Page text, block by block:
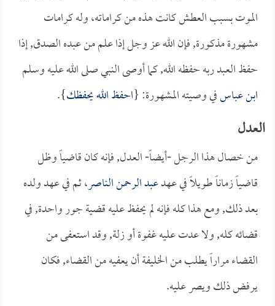
الموت بسبب العطش كانت هذه من كراماته، وله كرامات
مشهورة مذكورة, فإن الله عز وجل إذا علم من عبده الصدق, إذا
حفظ العبد ربه حفظه الله, كما أوصى النبي صلى الله عليه وسلم
ابن عباسفي وصيته المشهورة: {احفظ الله يحفظك}.
العدل
من خصال هذا الرجل -أيضاً- العدل, فإنه كان قاضياً وظل
قاضياً زماناً طويلاً في عهدعبد الرحمن الناصر، ثم في عهد ولده
بعد ذلك, ومع هذا كله فإنه لم يحفظ عليه قضية جور واحدة, في
قضائه كله, ولا عدت عليه غفوة أو زلة, وقد استعفى من
القضاء مراراً يطلب من الخليفة أن يعفيه من القضاء, فكان
يرفض ذلك ويصر عليه.